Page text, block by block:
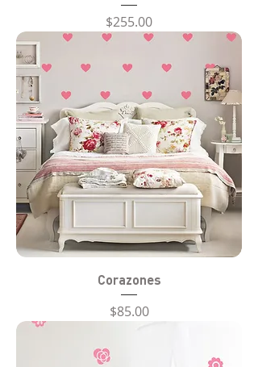
Precio
$255.00
Corazones
Precio
$85.00